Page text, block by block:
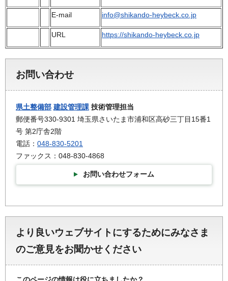
E-mail info@shikando-heybeck.co.jp
URL https://shikando-heybeck.co.jp
お問い合わせ
県土整備部 建設管理課 技術管理担当
郵便番号330-9301 埼玉県さいたま市浦和区高砂三丁目15番1
号 第2庁舎2階
電話： 048-830-5201
ファックス：048-830-4868
お問い合わせフォーム
より良いウェブサイトにするためにみなさま
のご意見をお聞かせください
このページの情報は役に立ちましたか？